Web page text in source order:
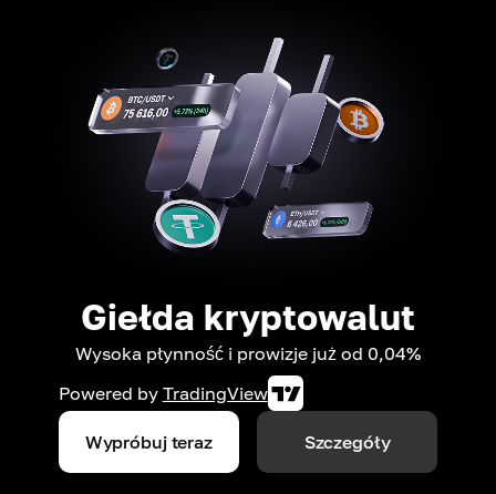
Giełda kryptowalut
Wysoka płynność i prowizje już od 0,04%
Powered by TradingView
Wypróbuj teraz Szczegóły